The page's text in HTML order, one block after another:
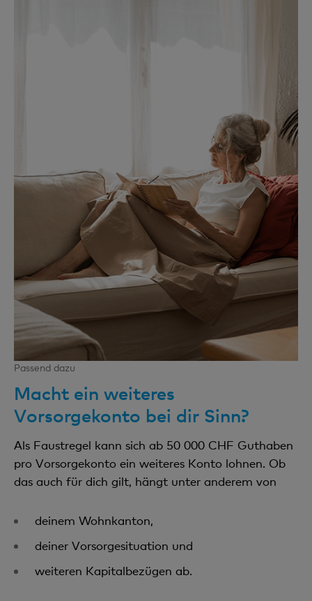
Passend dazu
Macht ein weiteres
Vorsorgekonto bei dir Sinn?
Als Faustregel kann sich ab 50 000 CHF Guthaben
pro Vorsorgekonto ein weiteres Konto lohnen. Ob
das auch für dich gilt, hängt unter anderem von
deinem Wohnkanton,
deiner Vorsorgesituation und
weiteren Kapitalbezügen ab.